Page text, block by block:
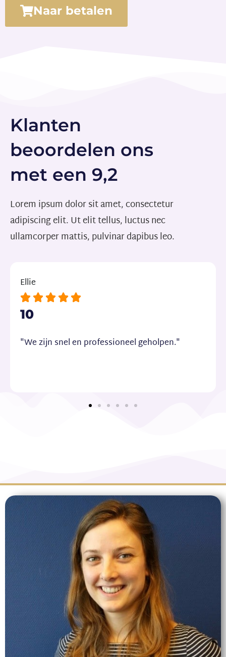
Naar betalen
Klanten
beoordelen ons
met een 9,2
Lorem ipsum dolor sit amet, consectetur
adipiscing elit. Ut elit tellus, luctus nec
ullamcorper mattis, pulvinar dapibus leo.
Michael

10
"Ik had algemene voorwaarden nodig voor mijn